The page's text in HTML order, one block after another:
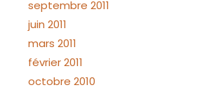
septembre 2011
juin 2011
mars 2011
février 2011
octobre 2010